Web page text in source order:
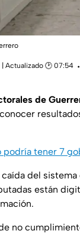
| Actualizado 🕑 07:54
de
podría tener 7
del
están
no